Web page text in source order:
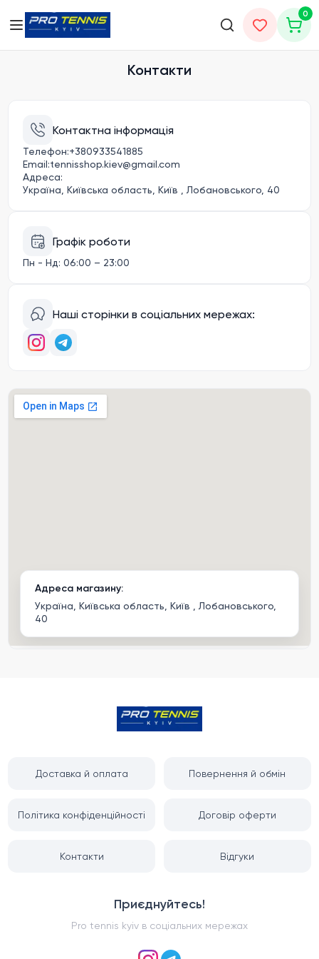
0
Головна Контакти
Контакти
Контактна інформація
Телефон:+380933541885
Email:tennisshop.kiev@gmail.com
Адреса:
Україна, Київська область, Київ , Лобановського, 40
Графік роботи
Пн - Нд:06:00 – 23:00
Наші сторінки в соціальних мережах:
Адреса магазину:
Україна, Київська область, Київ , Лобановського,
40
Доставка й оплата Повернення й обмін
Політика конфіденційності Договір оферти
Контакти Відгуки
Приєднуйтесь!
Pro tennis kyiv в соціальних мережах